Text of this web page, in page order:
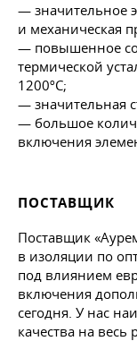
— значительное
и механическая
— повышенное
термической
1200ºС;
— значительная
— большое
включения
ПОСТАВЩИК
Поставщик
в изоляции по
под влиянием
включения
сегодня. У нас
качества на весь